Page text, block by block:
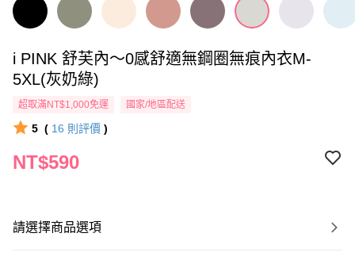
i PINK 舒芙內～0感舒適無鋼圈無痕內衣M-
5XL(灰奶綠)
超取滿NT$1,000免運 國家/地區配送
5 ( 16 則評價 )
NT$590
請選擇商品選項